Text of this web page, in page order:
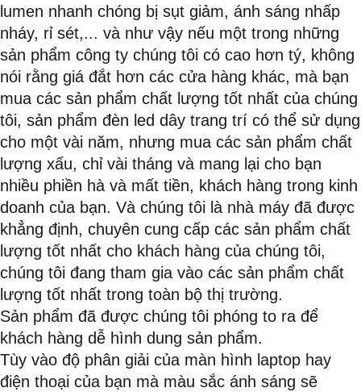
lumen nhanh chóng bị sụt giảm, ánh sáng nhấp
nháy, rỉ sét,... và như vậy nếu một trong những
sản phẩm công ty chúng tôi có cao hơn tý, không
nói rằng giá đắt hơn các cửa hàng khác, mà bạn
mua các sản phẩm chất lượng tốt nhất của chúng
tôi, sản phẩm đèn led dây trang trí có thể sử dụng
cho một vài năm, nhưng mua các sản phẩm chất
lượng xấu, chỉ vài tháng và mang lại cho bạn
nhiều phiền hà và mất tiền, khách hàng trong kinh
doanh của bạn. Và chúng tôi là nhà máy đã được
khẳng định, chuyên cung cấp các sản phẩm chất
lượng tốt nhất cho khách hàng của chúng tôi,
chúng tôi đang tham gia vào các sản phẩm chất
lượng tốt nhất trong toàn bộ thị trường.
Sản phẩm đã được chúng tôi phóng to ra để
khách hàng dễ hình dung sản phẩm.
Tùy vào độ phân giải của màn hình laptop hay
điện thoại của bạn mà màu sắc ánh sáng sẽ